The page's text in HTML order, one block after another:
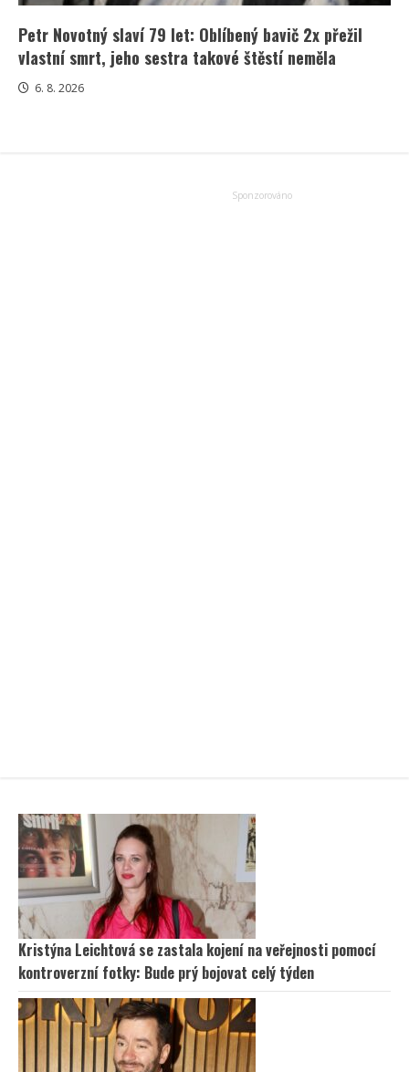
Petr Novotný slaví 79 let: Oblíbený bavič 2x přežil
vlastní smrt, jeho sestra takové štěstí neměla
6. 8. 2026
Kristýna Leichtová se zastala kojení na veřejnosti pomocí
kontroverzní fotky: Bude prý bojovat celý týden